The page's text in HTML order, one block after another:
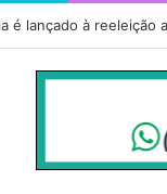
é lançado à